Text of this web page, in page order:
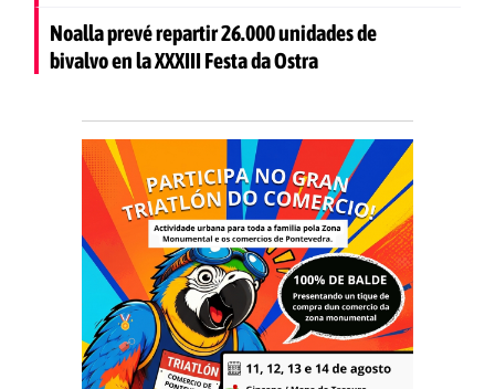
Noalla prevé repartir 26.000 unidades de
bivalvo en la XXXIII Festa da Ostra